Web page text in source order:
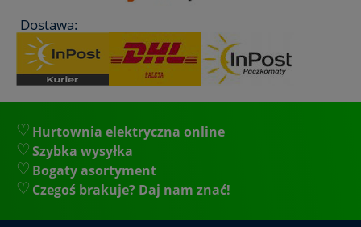
Dostawa:
Hurtownia elektryczna online
Szybka wysyłka
Bogaty asortyment
Czegoś brakuje? Daj nam znać!